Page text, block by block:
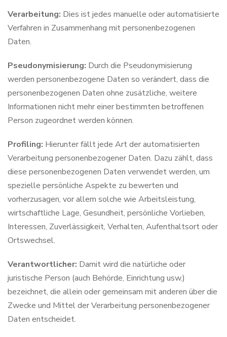
Verarbeitung: Dies ist jedes manuelle oder automatisierte
Verfahren in Zusammenhang mit personenbezogenen
Daten.
Pseudonymisierung: Durch die Pseudonymisierung
werden personenbezogene Daten so verändert, dass die
personenbezogenen Daten ohne zusätzliche, weitere
Informationen nicht mehr einer bestimmten betroffenen
Person zugeordnet werden können.
Profiling: Hierunter fällt jede Art der automatisierten
Verarbeitung personenbezogener Daten. Dazu zählt, dass
diese personenbezogenen Daten verwendet werden, um
spezielle persönliche Aspekte zu bewerten und
vorherzusagen, vor allem solche wie Arbeitsleistung,
wirtschaftliche Lage, Gesundheit, persönliche Vorlieben,
Interessen, Zuverlässigkeit, Verhalten, Aufenthaltsort oder
Ortswechsel.
Verantwortlicher: Damit wird die natürliche oder
juristische Person (auch Behörde, Einrichtung usw.)
bezeichnet, die allein oder gemeinsam mit anderen über die
Zwecke und Mittel der Verarbeitung personenbezogener
Daten entscheidet.